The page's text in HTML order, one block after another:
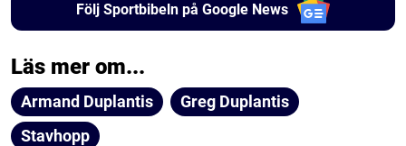
Följ Sportbibeln på Google News
Läs mer om...
Armand Duplantis
Greg Duplantis
Stavhopp